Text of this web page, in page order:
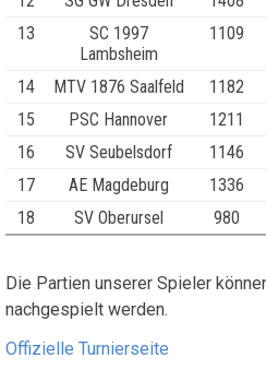
13
SC 1997
Lambsheim
1109
14 MTV 1876 Saalfeld 1182
15
PSC Hannover 1211
16
SV Seubelsdorf 1146
17
AE Magdeburg 1336
18
SV Oberursel 980
Die Partien unserer Spieler
nachgespielt werden.
Offizielle Turnierseite